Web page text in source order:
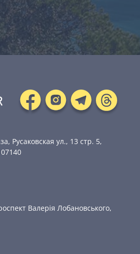
Русаковская ул., 13 стр. 5,
Валерія Лобановського,